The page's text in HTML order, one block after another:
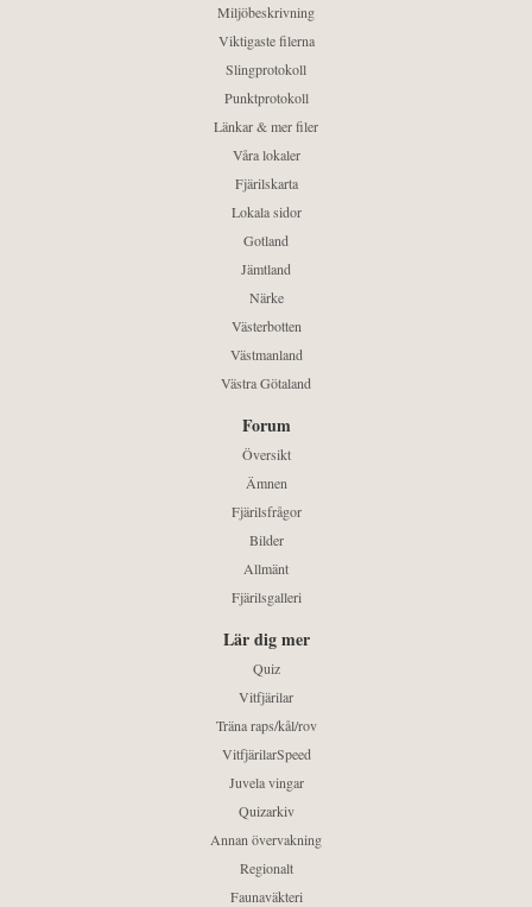
Miljöbeskrivning
Viktigaste filerna
Slingprotokoll
Punktprotokoll
Länkar & mer filer
Våra lokaler
Fjärilskarta
Lokala sidor
Gotland
Jämtland
Närke
Västerbotten
Västmanland
Västra Götaland
Forum
Översikt
Ämnen
Fjärilsfrågor
Bilder
Allmänt
Fjärilsgalleri
Lär dig mer
Quiz
Vitfjärilar
Träna raps/kål/rov
VitfjärilarSpeed
Juvela vingar
Quizarkiv
Annan övervakning
Regionalt
Faunaväkteri